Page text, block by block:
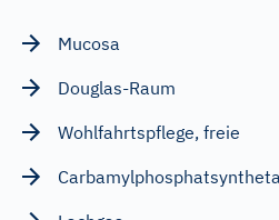
Mucosa
Douglas-Raum
Wohlfahrtspflege, freie